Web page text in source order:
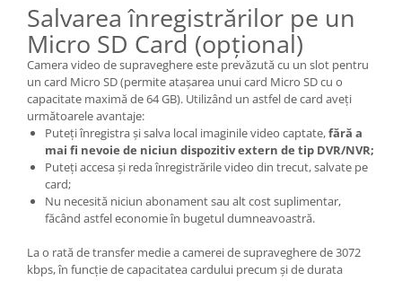
Salvarea înregistrărilor pe un
Micro SD Card (opțional)
Camera video de supraveghere este prevăzută cu un slot pentru
un card Micro SD (permite atașarea unui card Micro SD cu o
capacitate maximă de 64 GB). Utilizând un astfel de card aveți
următoarele avantaje:
Puteți înregistra și salva local imaginile video captate,fără a
mai fi nevoie de niciun dispozitiv extern de tip DVR/NVR;
Puteți accesa și reda înregistrările video din trecut, salvate pe
card;
Nu necesită niciun abonament sau alt cost suplimentar,
făcând astfel economie în bugetul dumneavoastră.
La o rată de transfer medie a camerei de supraveghere de 3072
kbps, în funcție de capacitatea cardului precum și de durata